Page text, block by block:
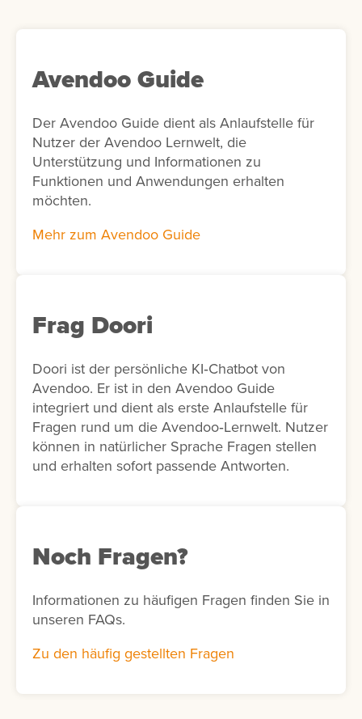
werden. In diesem Fall schlägt die KI
passende Interessen für die Nutzer vor. Ist
stattdessen alle verfügbaren Interessen
angezeigt.
Avendoo Guide
Der Avendoo Guide dient als Anlaufstelle für
Nutzer der Avendoo Lernwelt, die
Unterstützung und Informationen zu
Funktionen und Anwendungen erhalten
möchten.
Mehr zum Avendoo Guide
Frag Doori
Doori ist der persönliche KI‑Chatbot von
Avendoo. Er ist in den Avendoo Guide
integriert und dient als erste Anlaufstelle für
Fragen rund um die Avendoo‑Lernwelt. Nutzer
können in natürlicher Sprache Fragen stellen
und erhalten sofort passende Antworten.
Noch Fragen?
Informationen zu häufigen Fragen finden Sie in
unseren FAQs.
Zu den häufig gestellten Fragen